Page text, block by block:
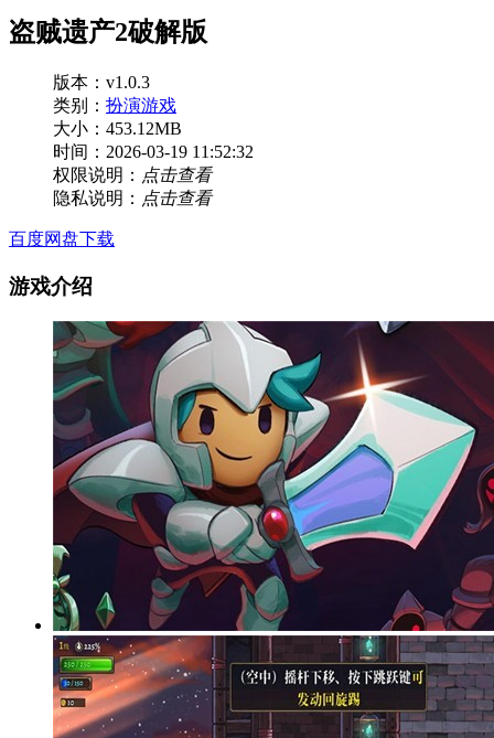
盗贼遗产2破解版
版本：v1.0.3
类别： 扮演游戏
大小：453.12MB
时间：2026-03-19 11:52:32
权限说明： 点击查看
隐私说明： 点击查看
百度网盘下载
游戏介绍